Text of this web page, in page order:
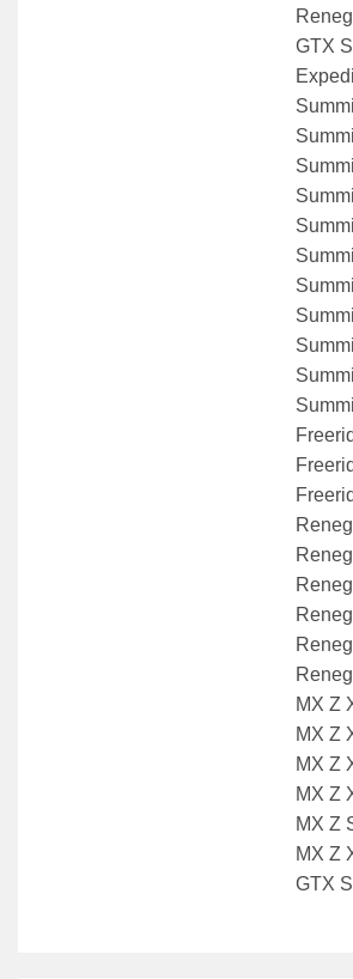
GTX
MX Z
MX Z
MX Z
MX Z
MX Z
MX Z
GTX